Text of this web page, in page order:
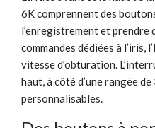
6K comprennent des
l’enregistrement et prendre
commandes dédiées à l’iris,
vitesse d’obturation.
haut, à côté d’une rangée
personnalisables.